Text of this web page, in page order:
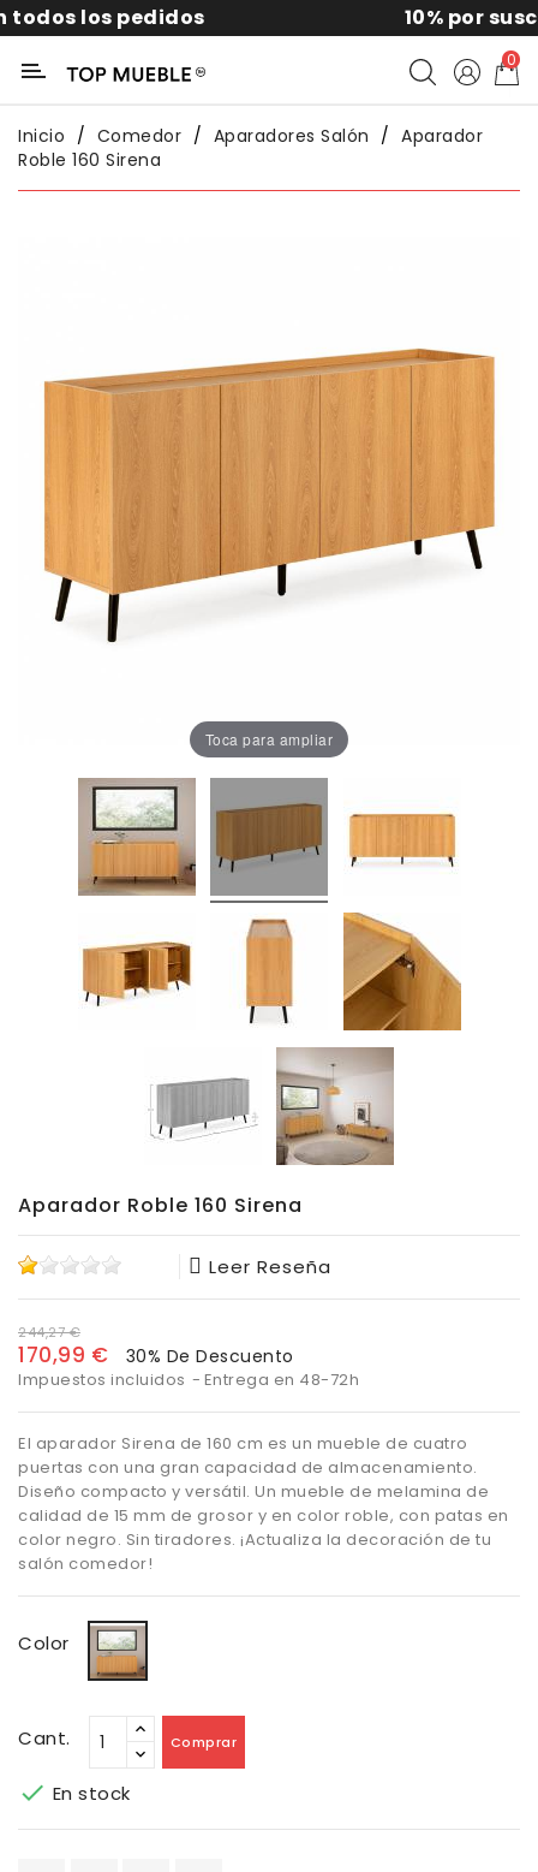
10% por suscribirte a la news
Categoría
Dormitorio
Lámparas
0
Inicio Comedor Aparadores Salón
Aparador
Roble 160 Sirena
Toca para ampliar
Aparador Roble 160 Sirena
Leer Reseña
244,27 €
170,99 € 30% De Descuento
Impuestos incluidos Entrega en 48-72h
El aparador Sirena de 160 cm es un mueble de cuatro
puertas con una gran capacidad de almacenamiento.
Diseño compacto y versátil. Un mueble de melamina de
calidad de 15 mm de grosor y en color roble, con patas en
color negro. Sin tiradores. ¡Actualiza la decoración de tu
salón comedor!
Color Roble
Cant. Comprar
 En stock